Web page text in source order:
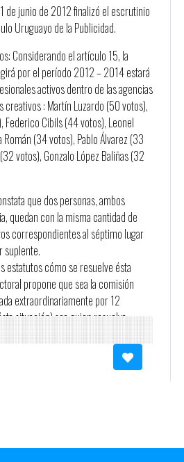
de junio de 2012 finalizó el escrutinio
Uruguayo de la Publicidad.
Considerando el artículo 15, la
por el período 2012 – 2014 estará
activos dentro de las agencias
: Martín Luzardo (50 votos),
Federico Cibils (44 votos), Leonel
(34 votos), Pablo Álvarez (33
votos), Gonzalo López Baliñas (32
que dos personas, ambos
quedan con la misma cantidad de
correspondientes al séptimo lugar
suplente.
estatutos cómo se resuelve ésta
propone que sea la comisión
extraordinariamente por 12
situación) sea quien resuelva